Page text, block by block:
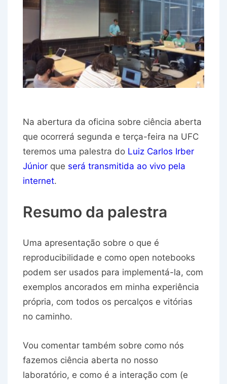
Na abertura da oficina sobre ciência aberta
que ocorrerá segunda e terça-feira na UFC
teremos uma palestra do Luiz Carlos Irber
Júnior que será transmitida ao vivo pela
internet.
Resumo da palestra
Uma apresentação sobre o que é
reproducibilidade e como open notebooks
podem ser usados para implementá-la, com
exemplos ancorados em minha experiência
própria, com todos os percalços e vitórias
no caminho.
Vou comentar também sobre como nós
fazemos ciência aberta no nosso
laboratório, e como é a interação com (e